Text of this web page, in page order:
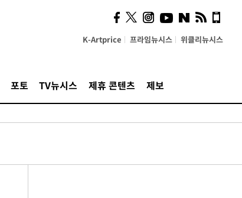
K-Artprice 프라임뉴시스 위클리뉴시스
포토 TV뉴시스 제휴 콘텐츠 제보